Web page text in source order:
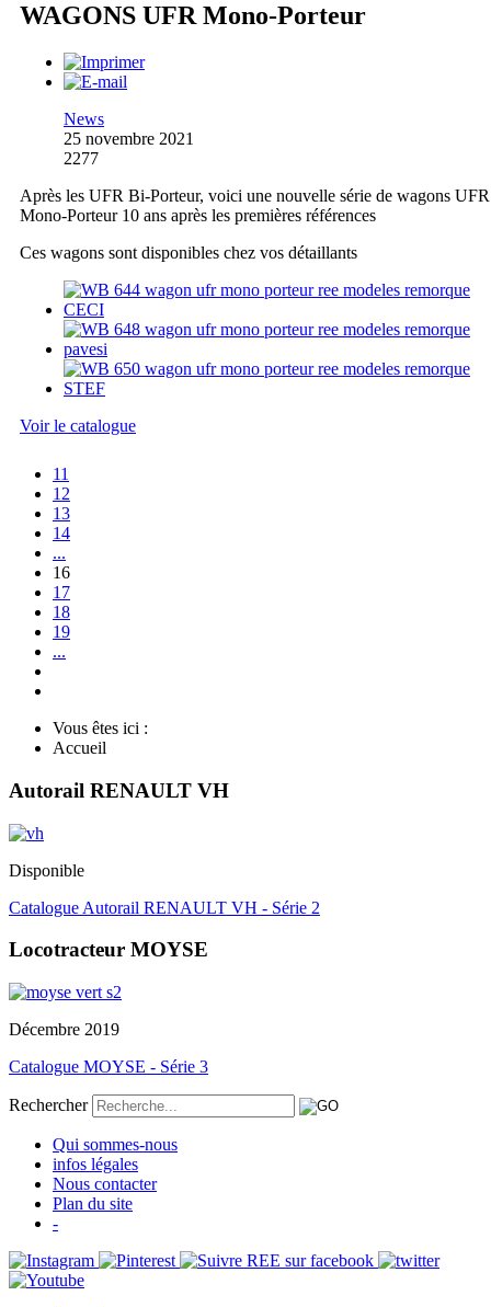
WAGONS UFR Mono-Porteur
News
25 novembre 2021
2277
Après les UFR Bi-Porteur, voici une nouvelle série de wagons UFR
Mono-Porteur 10 ans après les premières références
Ces wagons sont disponibles chez vos détaillants
Voir le catalogue
11
12
13
14
...
16
17
18
19
...
Vous êtes ici :
Accueil
Autorail RENAULT VH
Disponible
Catalogue Autorail RENAULT VH - Série 2
Locotracteur MOYSE
Décembre 2019
Catalogue MOYSE - Série 3
Rechercher
Qui sommes-nous
infos légales
Nous contacter
Plan du site
-